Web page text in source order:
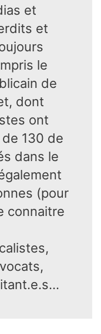
et
et
le
de
dont
ont
130 de
dans le
(pour
connaitre